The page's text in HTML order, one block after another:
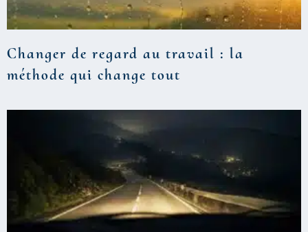
Changer de regard au travail : la
méthode qui change tout